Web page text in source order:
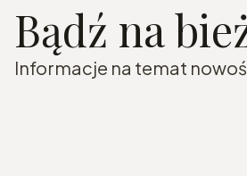
Bądź na
Informacje na temat